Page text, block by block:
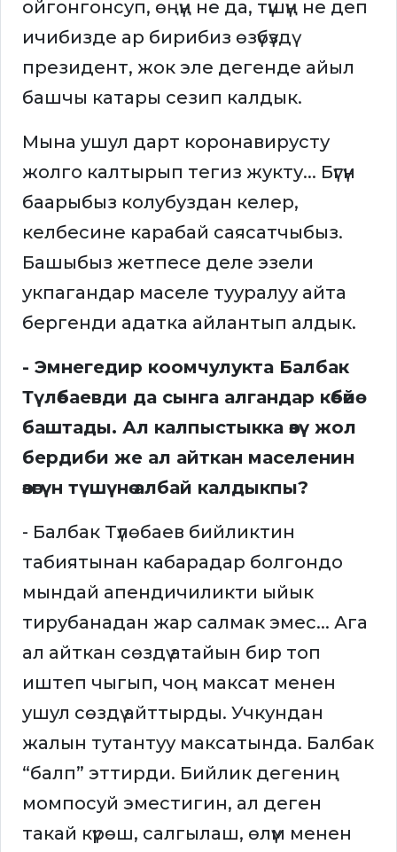
ойгонгонсуп, өңүң не да, түшүң не деп
ичибизде ар бирибиз өзүбүздү
президент, жок эле дегенде айыл
башчы катары сезип калдык.
Мына ушул дарт коронавирусту
жолго калтырып тегиз жукту... Бүгүн
баарыбыз колубуздан келер,
келбесине карабай саясатчыбыз.
Башыбыз жетпесе деле эзели
укпагандар маселе тууралуу айта
бергенди адатка айлантып алдык.
- Эмнегедир коомчулукта Балбак
Түлөбаевди да сынга алгандар көбөйө
баштады. Ал калпыстыкка өзү жол
бердиби же ал айткан маселенин
өзөгүн түшүнө албай калдыкпы?
- Балбак Түлөбаев бийликтин
табиятынан кабарадар болгондо
мындай апендичиликти ыйык
тирубанадан жар салмак эмес... Ага
ал айткан сөздү атайын бир топ
иштеп чыгып, чоң максат менен
ушул сөздү айттырды. Учкундан
жалын тутантуу максатында. Балбак
“балп” эттирди. Бийлик дегениң
момпосуй эместигин, ал деген
такай күрөш, салгылаш, өлүм менен